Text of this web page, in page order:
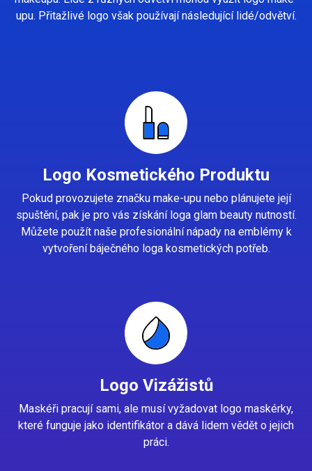
upu. Přitažlivé logo však používají následující lidé/odvětví.
Logo Kosmetického Produktu
Pokud provozujete značku make-upu nebo plánujete její
spuštění, pak je pro vás získání loga glam beauty nutností.
Můžete použít naše profesionální nápady na emblémy k
vytvoření báječného loga kosmetických potřeb.
Logo Vizážistů
Maskéři pracují sami, ale musí vyžadovat logo maskérky,
které funguje jako identifikátor a dává lidem vědět o jejich
práci.